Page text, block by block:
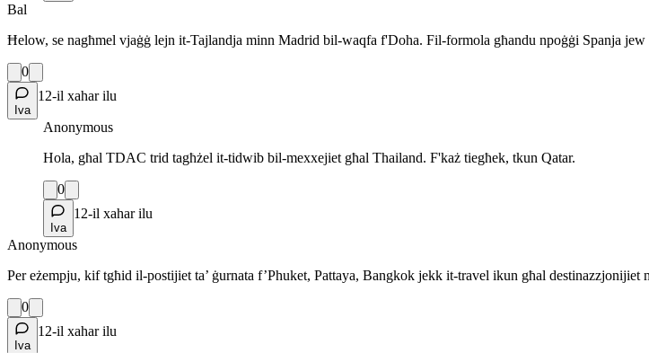
Bal
Ħelow, se nagħmel vjaġġ lejn it-Tajlandja minn Madrid bil-waqfa f'Doha. Fil-formola għandu npoġġi Spanja jew
0
Iva
12-il xahar ilu
Anonymous
Hola, għal TDAC trid tagħżel it-tidwib bil-mexxejiet għal Thailand. F'każ tiegħek, tkun Qatar.
0
Iva
12-il xahar ilu
Anonymous
Per eżempju, kif tgħid il-postijiet ta’ ġurnata f’Phuket, Pattaya, Bangkok jekk it-travel ikun għal destinazzjonijiet
0
Iva
12-il xahar ilu